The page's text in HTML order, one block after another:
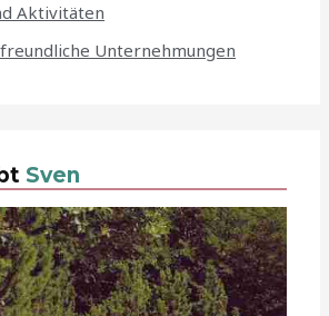
Aktivitäten
Unternehmungen
Sven